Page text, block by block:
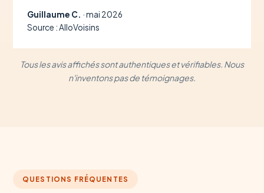
Guillaume C. · mai 2026
Source : AlloVoisins
Tous les avis affichés sont authentiques et vérifiables. Nous
n'inventons pas de témoignages.
QUESTIONS FRÉQUENTES